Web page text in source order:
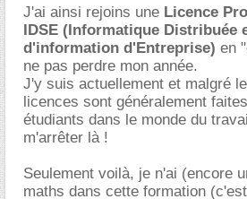
J'ai ainsi rejoins une Licence
IDSE (Informatique Distribuée
d'information d'Entreprise) en
ne pas perdre mon année.
J'y suis actuellement et malgré
licences sont généralement
étudiants dans le monde du
m'arrêter là !
Seulement voilà, je n'ai (encore
maths dans cette formation